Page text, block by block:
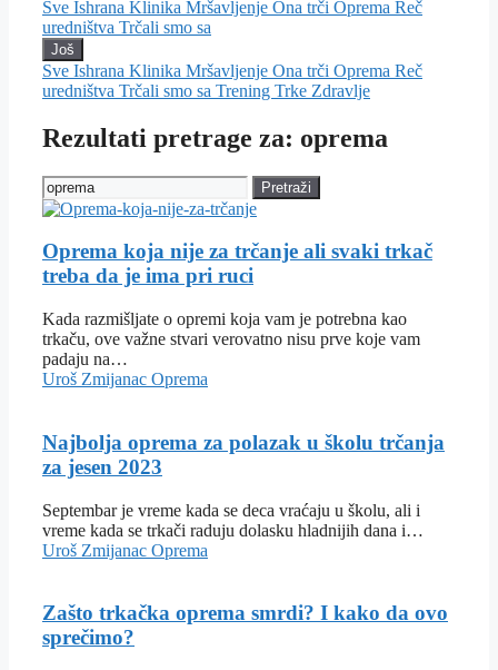
Sve Ishrana Klinika Mršavljenje Ona trči Oprema Reč
uredništva Trčali smo sa
Još
Sve Ishrana Klinika Mršavljenje Ona trči Oprema Reč
uredništva Trčali smo sa Trening Trke Zdravlje
Rezultati pretrage za: oprema
Pretraži
Oprema koja nije za trčanje ali svaki trkač
treba da je ima pri ruci
Kada razmišljate o opremi koja vam je potrebna kao
trkaču, ove važne stvari verovatno nisu prve koje vam
padaju na…
Uroš Zmijanac Oprema
Najbolja oprema za polazak u školu trčanja
za jesen 2023
Septembar je vreme kada se deca vraćaju u školu, ali i
vreme kada se trkači raduju dolasku hladnijih dana i…
Uroš Zmijanac Oprema
Zašto trkačka oprema smrdi? I kako da ovo
sprečimo?